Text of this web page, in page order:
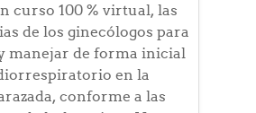
curso 100 % virtual, las
de los ginecólogos para
manejar de forma inicial
en la
conforme a las